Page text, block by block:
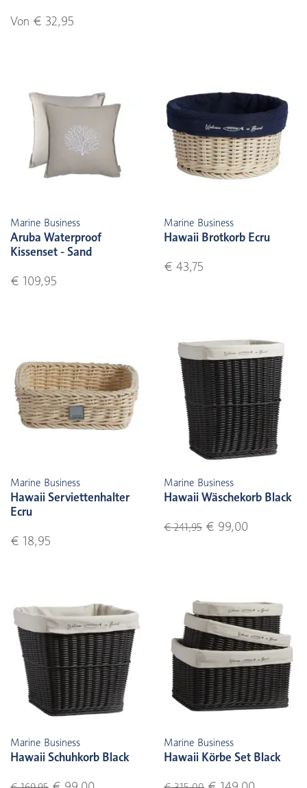
Von € 32,95
Marine Business
Aruba Waterproof
Kissenset - Sand
€ 109,95
Marine Business
Hawaii Brotkorb Ecru
€ 43,75
Marine Business
Hawaii Serviettenhalter
Ecru
€ 18,95
Marine Business
Hawaii Wäschekorb Black
€ 241,95 € 99,00
Marine Business
Hawaii Schuhkorb Black
Marine Business
Hawaii Körbe Set Black